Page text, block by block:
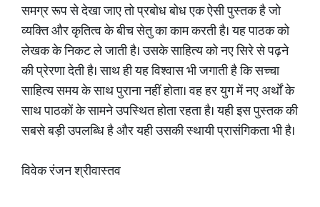
समग्र रूप से देखा जाए तो प्रबोध बोध एक ऐसी पुस्तक है जो
व्यक्ति और कृतित्व के बीच सेतु का काम करती है। यह पाठक को
लेखक के निकट ले जाती है। उसके साहित्य को नए सिरे से पढ़ने
की प्रेरणा देती है। साथ ही यह विश्वास भी जगाती है कि सच्चा
साहित्य समय के साथ पुराना नहीं होता। वह हर युग में नए अर्थों के
साथ पाठकों के सामने उपस्थित होता रहता है। यही इस पुस्तक की
सबसे बड़ी उपलब्धि है और यही उसकी स्थायी प्रासंगिकता भी है।
विवेक रंजन श्रीवास्तव